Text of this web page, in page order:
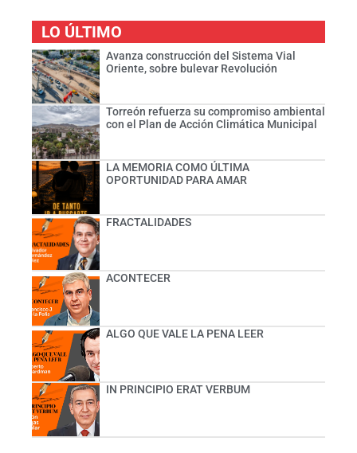
LO ÚLTIMO
Avanza construcción del Sistema Vial
Oriente, sobre bulevar Revolución
Torreón refuerza su compromiso ambiental
con el Plan de Acción Climática Municipal
LA MEMORIA COMO ÚLTIMA
OPORTUNIDAD PARA AMAR
FRACTALIDADES
ACONTECER
ALGO QUE VALE LA PENA LEER
IN PRINCIPIO ERAT VERBUM